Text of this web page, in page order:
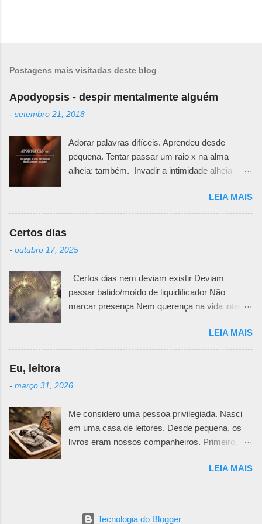
Postagens mais visitadas deste blog
Apodyopsis - despir mentalmente alguém
- setembro 21, 2018
Adorar palavras difíceis. Aprendeu desde
pequena. Tentar passar um raio x na alma
alheia: também. Invadir a intimidade alheia
sutileza necessária para ir desafiando teias e
véus e ir abrindo pedacinhos que outra pessoa
nossas feridas e nossos curativos emocionais.
mais fria e racional de trancar emoções. Pode
ser uma falta de generosidade que esconde
mágoas passadas e nunca resolvidas. Não
determinação para lidar com as dores que daí
alheia sem ter a devida permissão é intrusão. E
envolvido, pode resultar numa grande lambança
emocional. Abrir buracos negros pode não ter
volta. Inclusive para alguém que está ao lado.
LEIA MAIS
Certos dias
- outubro 17, 2025
Certos dias nem deviam existir Deviam
passar batido/moído de liquidificador Não
marcar presença Nem querença na vida inteira
instalam posseiros nas profundezas do querer
da alma. Ficam ali quietinhos/matreiros
visita indesejada. Vai! dizemos Fico! grita mal
finquei bandeira delimitei fronteira queimei
saídas Fico e alfineto quando me dão voz e
vez
LEIA MAIS
Eu, leitora
- março 31, 2026
Me considero uma pessoa privilegiada. Nasci
em uma casa de leitores. Desde pequena, os
livros eram nossos companheiros. Primeiro,
pegar o saudável hábito da leitura de livro em
livros desde cedo. Era aquela guria chatinha
LEIA MAIS
Tecnologia do Blogger